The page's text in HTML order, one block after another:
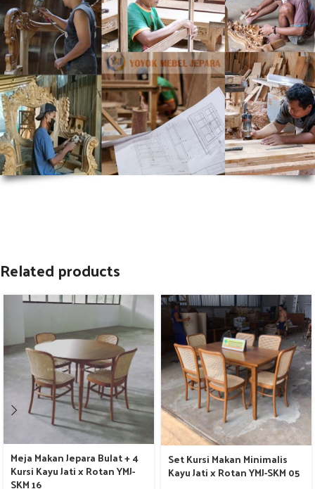
Related products
Meja Makan Jepara Bulat + 4
Kursi Kayu Jati x Rotan YMJ-
SKM 16
Set Kursi Makan Minimalis
Kayu Jati x Rotan YMJ-SKM 05